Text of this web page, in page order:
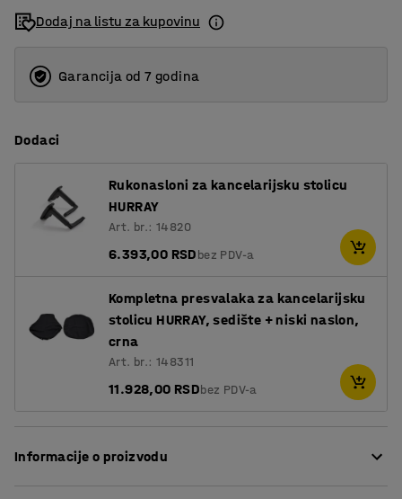
Dodaj na listu za kupovinu
Garancija od 7 godina
Dodaci
Rukonasloni za kancelarijsku stolicu
HURRAY
Art. br.: 14820
6.393,00 RSDbez PDV-a
Kompletna presvalaka za kancelarijsku
stolicu HURRAY, sedište + niski naslon,
crna
Art. br.: 148311
11.928,00 RSDbez PDV-a
Informacije o proizvodu